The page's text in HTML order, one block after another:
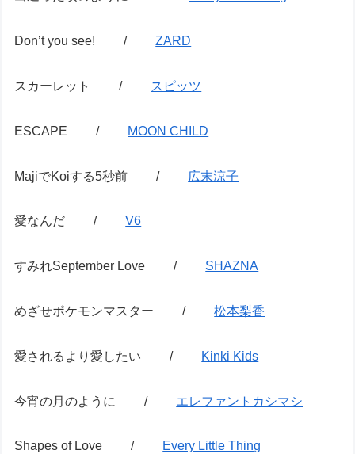
Don’t you see! /ZARD
スカーレット / スピッツ
ESCAPE / MOON CHILD
MajiでKoiする5秒前 / 広末涼子
愛なんだ /V6
すみれSeptember Love / SHAZNA
めざせポケモンマスター /松本梨香
愛されるより愛したい / Kinki Kids
今宵の月のように / エレファントカシマシ
Shapes of Love / Every Little Thing